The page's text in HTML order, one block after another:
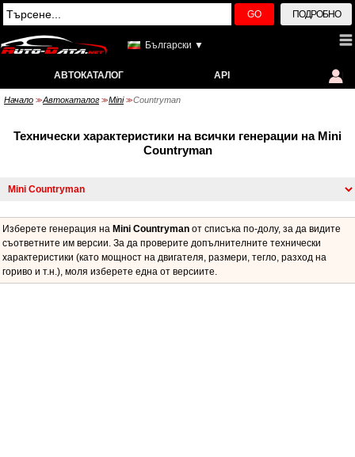
GO ПОДРОБНО
Български ▼
АВТОКАТАЛОГ API
Начало >> Автокаталог >> Mini >> Countryman
Технически характеристики на всички генерации на Mini
Countryman
Изберете генерация на Mini Countryman от списъка по-долу, за да видите
съответните им версии. За да проверите допълнителните технически
характеристики (като мощност на двигателя, размери, тегло, разход на
гориво и т.н.), моля изберете една от версиите.